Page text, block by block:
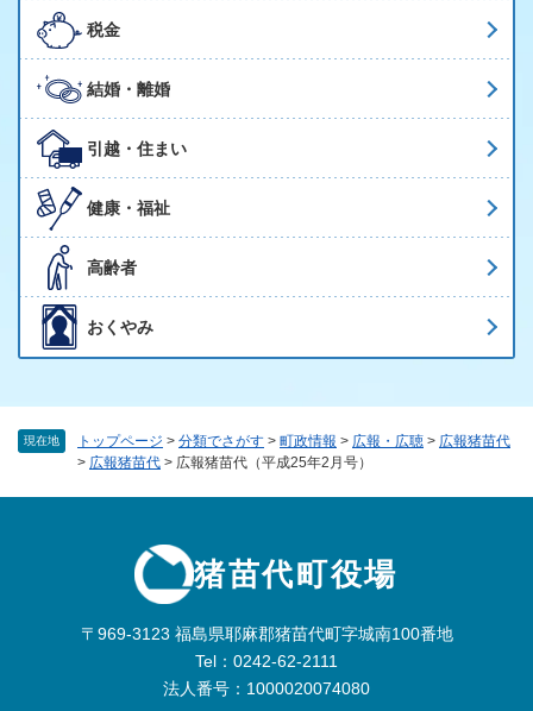
現在地 トップページ > 分類でさがす > 町政情報 > 広報・広聴 > 広報猪苗代
> 広報猪苗代 > 広報猪苗代（平成25年2月号）
税金
結婚・離婚
引越・住まい
健康・福祉
高齢者
おくやみ
猪苗代町役場
〒969-3123 福島県耶麻郡猪苗代町字城南100番地
Tel：0242-62-2111
法人番号：1000020074080